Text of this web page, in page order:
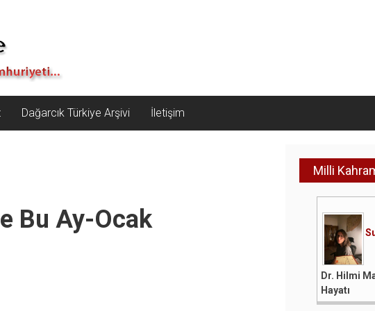
Dağarcık Türkiye Arşivi İletişim
Bu Ay-Ocak
Milli
Dr. Hilmi
Hayatı